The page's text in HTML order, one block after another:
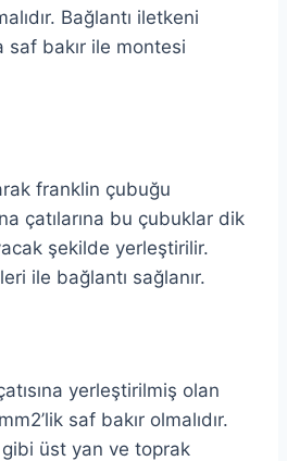
Bağlantı iletkeni
saf bakır ile montesi
franklin çubuğu
çatılarına bu çubuklar dik
şekilde yerleştirilir.
ile bağlantı sağlanır.
yerleştirilmiş olan
saf bakır olmalıdır.
üst yan ve toprak